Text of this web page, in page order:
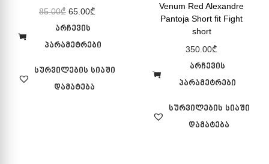
85.00₾ 65.00₾
არჩევის
პარამეტრები
სურვილების სიაში
დამატება
Venum Red Alexandre
Pantoja Short fit Fight
short
350.00₾
არჩევის
პარამეტრები
სურვილების სიაში
დამატება